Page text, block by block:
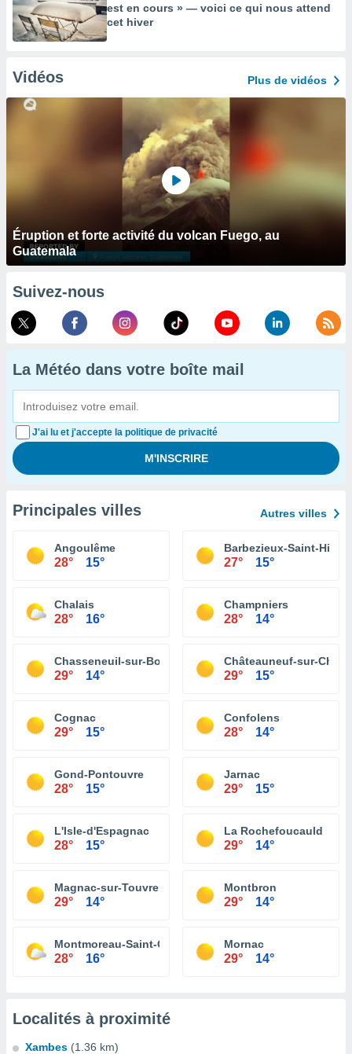
est en cours » — voici ce qui nous attend
cet hiver
Vidéos Plus de vidéos
Éruption et forte activité du volcan Fuego, au
Guatemala
Suivez-nous
La Météo dans votre boîte mail
J'ai lu et j'accepte la politique de privacité
Principales villes Autres villes
Angoulême
28° 15°
Barbezieux-Saint-Hilaire
27° 15°
Chalais
28° 16°
Champniers
28° 14°
Chasseneuil-sur-Bonnieure
29° 14°
Châteauneuf-sur-
29° 15°
Cognac
29° 15°
Confolens
28° 14°
Gond-Pontouvre
28° 15°
Jarnac
29° 15°
L'Isle-d'Espagnac
28° 15°
La Rochefoucauld
29° 14°
Magnac-sur-Touvre
29° 14°
Montbron
29° 14°
Montmoreau-Saint-Cybard
28° 16°
Mornac
29° 14°
Localités à proximité
Xambes (1.36 km)